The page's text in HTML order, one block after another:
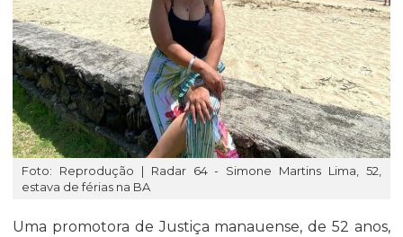
Foto: Reprodução | Radar 64 - Simone Martins Lima, 52,
estava de férias na BA
Uma promotora de Justiça manauense, de 52 anos,